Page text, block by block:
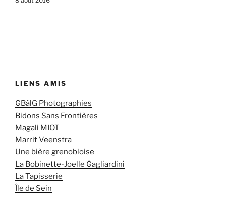
LIENS AMIS
GBàlG Photographies
Bidons Sans Frontières
Magali MIOT
Marrit Veenstra
Une bière grenobloise
La Bobinette-Joelle Gagliardini
La Tapisserie
Île de Sein